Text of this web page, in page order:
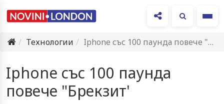
Технологии
Iphone със 100 паунда повече "Брекзит'
Iphone със 100 паунда
повече "Брекзит'